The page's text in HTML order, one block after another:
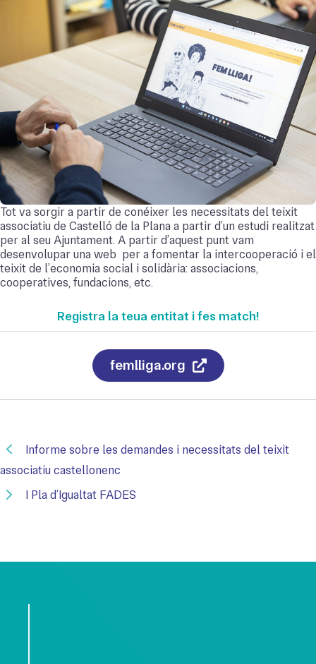
Tot va sorgir a partir de conéixer les necessitats del teixit
associatiu de Castelló de la Plana a partir d’un estudi realitzat
per al seu Ajuntament. A partir d’aquest punt vam
desenvolupar una web per a fomentar la intercooperació i el
teixit de l’economia social i solidària: associacions,
cooperatives, fundacions, etc.
Registra la teua entitat i fes match!
femlliga.org
Informe sobre les demandes i necessitats del teixit
associatiu castellonenc
I Pla d’Igualtat FADES